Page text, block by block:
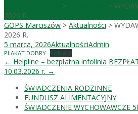
> >
2026 R.
GOPS Marciszów > Aktualności >
2026 R.
5 marca, 2026AktualnościAdmin
PLAKAT DOBRY Pobierz
Post
navigation
← Helpline – bezpłatna infolinia
10.03.2026 r. →
ŚWIADCZENIA RODZINNE
FUNDUSZ ALIMENTACYJNY
ŚWIADCZENIE WYCHOWAWCZE